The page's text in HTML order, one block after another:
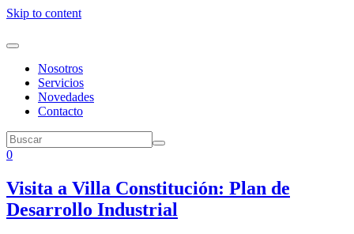
Skip to content
Nosotros
Servicios
Novedades
Contacto
0
Visita a Villa Constitución: Plan de
Desarrollo Industrial